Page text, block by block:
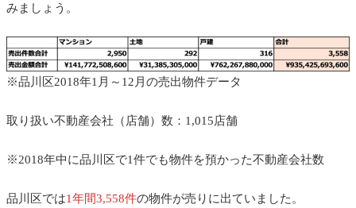
みましょう。
※品川区2018年1月～12月の売出物件データ
取り扱い不動産会社（店舗）数：1,015店舗
※2018年中に品川区で1件でも物件を預かった不動産会社数
品川区では1年間3,558件の物件が売りに出ていました。